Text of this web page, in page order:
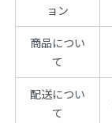
ョン
商品につい
て
配送につい
て